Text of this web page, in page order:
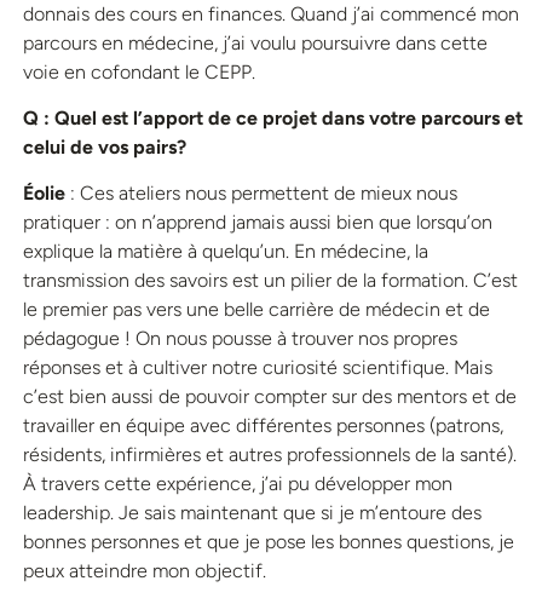
donnais des cours en finances. Quand j’ai commencé mon
parcours en médecine, j’ai voulu poursuivre dans cette
voie en cofondant le CEPP.
Q : Quel est l’apport de ce projet dans votre parcours et
celui de vos pairs?
Éolie : Ces ateliers nous permettent de mieux nous
pratiquer : on n’apprend jamais aussi bien que lorsqu’on
explique la matière à quelqu’un. En médecine, la
transmission des savoirs est un pilier de la formation. C’est
le premier pas vers une belle carrière de médecin et de
pédagogue ! On nous pousse à trouver nos propres
réponses et à cultiver notre curiosité scientifique. Mais
c’est bien aussi de pouvoir compter sur des mentors et de
travailler en équipe avec différentes personnes (patrons,
résidents, infirmières et autres professionnels de la santé).
À travers cette expérience, j’ai pu développer mon
leadership. Je sais maintenant que si je m’entoure des
bonnes personnes et que je pose les bonnes questions, je
peux atteindre mon objectif.